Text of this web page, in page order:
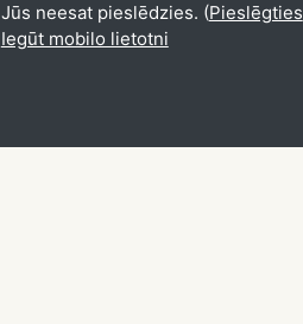
Jūs neesat pieslēdzies. (Pieslēgties
Iegūt mobilo lietotni